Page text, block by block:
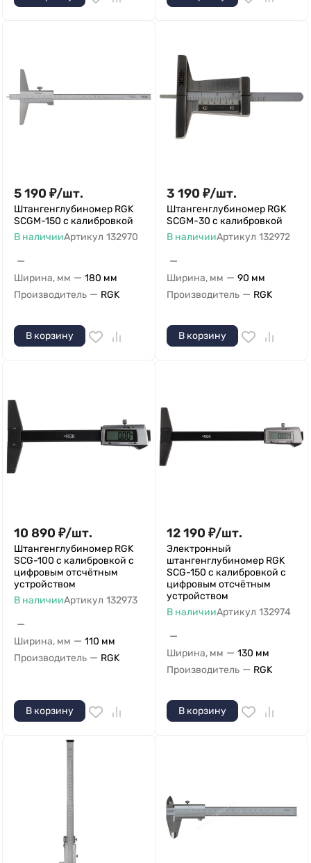
5 190 ₽/шт.
Штангенглубиномер RGK
SCGM-150 с калибровкой
В наличииАртикул 132970
—
Ширина, мм — 180 мм
Производитель — RGK
В корзину
3 190 ₽/шт.
Штангенглубиномер RGK
SCGM-30 с калибровкой
В наличииАртикул 132972
—
Ширина, мм — 90 мм
Производитель — RGK
В корзину
10 890 ₽/шт.
Штангенглубиномер RGK
SCG-100 с калибровкой с
цифровым отсчётным
устройством
В наличииАртикул 132973
—
Ширина, мм — 110 мм
Производитель — RGK
В корзину
12 190 ₽/шт.
Электронный
штангенглубиномер RGK
SCG-150 с калибровкой с
цифровым отсчётным
устройством
В наличииАртикул 132974
—
Ширина, мм — 130 мм
Производитель — RGK
В корзину